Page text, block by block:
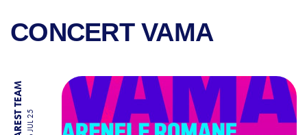
CONCERT VAMA
26 JUL 25